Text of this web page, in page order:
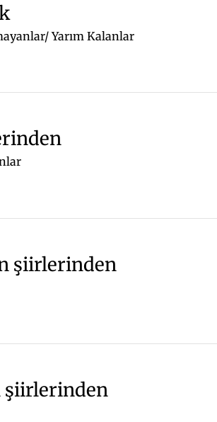
Yarım Kalanlar
şiirlerinden
şiirlerinden